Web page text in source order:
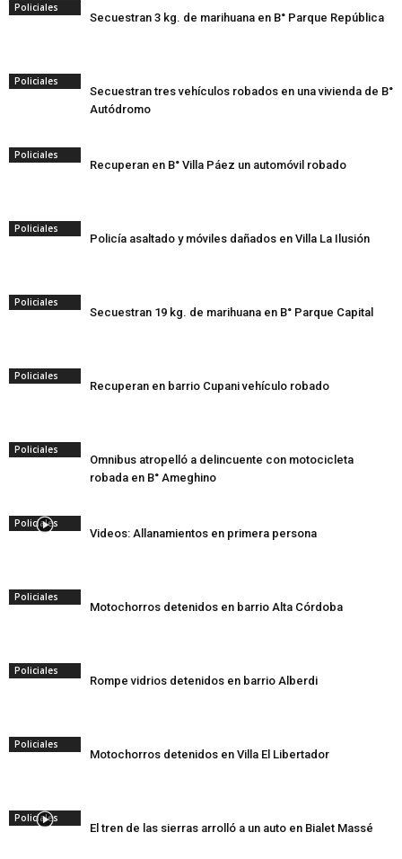
Policiales
Secuestran 3 kg. de marihuana en B° Parque República
Policiales
Secuestran tres vehículos robados en una vivienda de B°
Autódromo
Policiales
Recuperan en B° Villa Páez un automóvil robado
Policiales
Policía asaltado y móviles dañados en Villa La Ilusión
Policiales
Secuestran 19 kg. de marihuana en B° Parque Capital
Policiales
Recuperan en barrio Cupani vehículo robado
Policiales
Omnibus atropelló a delincuente con motocicleta
robada en B° Ameghino
Policiales
Videos: Allanamientos en primera persona
Policiales
Motochorros detenidos en barrio Alta Córdoba
Policiales
Rompe vidrios detenidos en barrio Alberdi
Policiales
Motochorros detenidos en Villa El Libertador
Policiales
El tren de las sierras arrolló a un auto en Bialet Massé